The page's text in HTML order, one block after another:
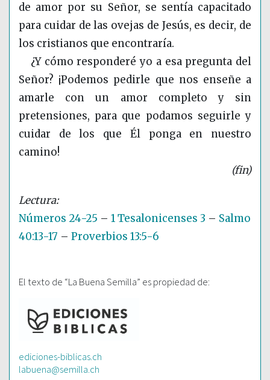
de amor por su Señor, se sentía capacitado
para cuidar de las ovejas de Jesús, es decir, de
los cristianos que encontraría.
¿Y cómo responderé yo a esa pregunta del
Señor? ¡Podemos pedirle que nos enseñe a
amarle con un amor completo y sin
pretensiones, para que podamos seguirle y
cuidar de los que Él ponga en nuestro
camino!
(fin)
Números 24-25 – 1 Tesalonicenses 3 – Salmo
40:13-17 – Proverbios 13:5-6
El texto de “La Buena Semilla” es propiedad de:
ediciones-biblicas.ch
labuena@semilla.ch